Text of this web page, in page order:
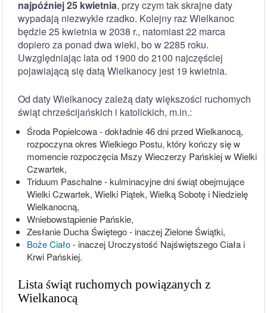
najpóźniej 25 kwietnia, przy czym tak skrajne daty
wypadają niezwykle rzadko. Kolejny raz Wielkanoc
będzie 25 kwietnia w 2038 r., natomiast 22 marca
dopiero za ponad dwa wieki, bo w 2285 roku.
Uwzględniając lata od 1900 do 2100 najczęściej
pojawiającą się datą Wielkanocy jest 19 kwietnia.
Od daty Wielkanocy zależą daty większości ruchomych
świąt chrześcijańskich i katolickich, m.in.:
Środa Popielcowa - dokładnie 46 dni przed Wielkanocą,
rozpoczyna okres Wielkiego Postu, który kończy się w
momencie rozpoczęcia Mszy Wieczerzy Pańskiej w Wielki
Czwartek,
Triduum Paschalne - kulminacyjne dni świąt obejmujące
Wielki Czwartek, Wielki Piątek, Wielką Sobotę i Niedzielę
Wielkanocną,
Wniebowstąpienie Pańskie,
Zesłanie Ducha Świętego - inaczej Zielone Świątki,
Boże Ciało- inaczej Uroczystość Najświętszego Ciała i
Krwi Pańskiej.
Lista świąt ruchomych powiązanych z
Wielkanocą